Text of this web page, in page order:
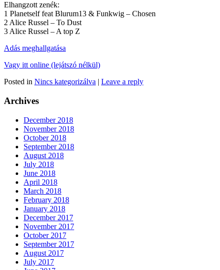
Elhangzott zenék:
1 Planetself feat Blurum13 & Funkwig – Chosen
2 Alice Russel – To Dust
3 Alice Russel – A top Z
Adás meghallgatása
Vagy itt online (lejátszó nélkül)
Posted in Nincs kategorizálva | Leave a reply
Archives
December 2018
November 2018
October 2018
September 2018
August 2018
July 2018
June 2018
April 2018
March 2018
February 2018
January 2018
December 2017
November 2017
October 2017
September 2017
August 2017
July 2017